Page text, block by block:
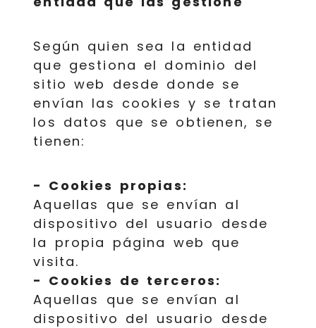
Según quien sea la entidad
que gestiona el dominio del
sitio web desde donde se
envían las cookies y se tratan
los datos que se obtienen, se
tienen:
- Cookies propias:
Aquellas que se envían al
dispositivo del usuario desde
la propia página web que
visita.
- Cookies de terceros:
Aquellas que se envían al
dispositivo del usuario desde